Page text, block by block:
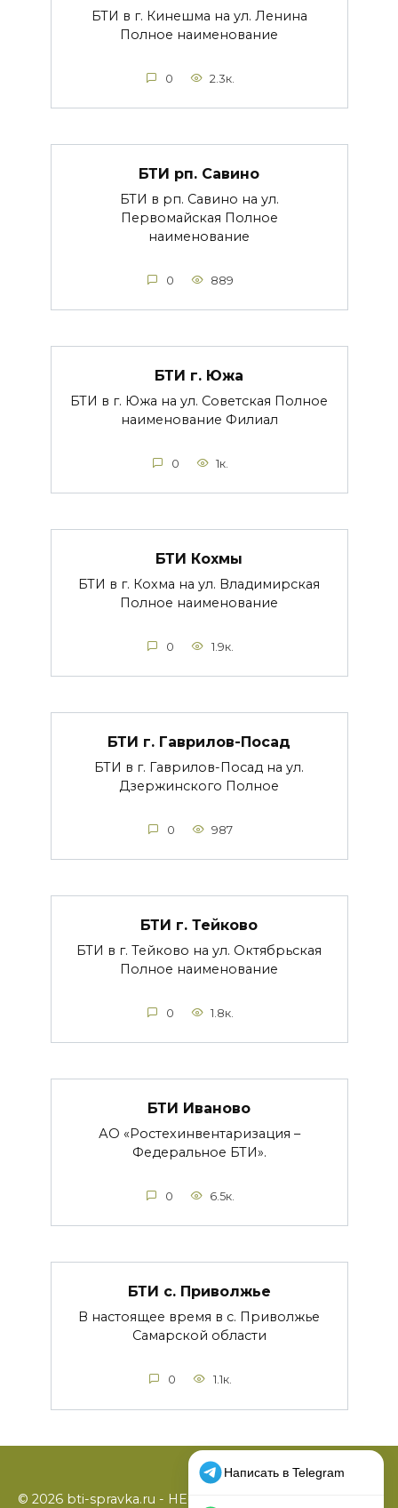
БТИ в г. Кинешма на ул. Ленина
Полное наименование
0 2.3к.
БТИ рп. Савино
БТИ в рп. Савино на ул.
Первомайская Полное
наименование
0 889
БТИ г. Южа
БТИ в г. Южа на ул. Советская Полное
наименование Филиал
0 1к.
БТИ Кохмы
БТИ в г. Кохма на ул. Владимирская
Полное наименование
0 1.9к.
БТИ г. Гаврилов-Посад
БТИ в г. Гаврилов-Посад на ул.
Дзержинского Полное
0 987
БТИ г. Тейково
БТИ в г. Тейково на ул. Октябрьская
Полное наименование
0 1.8к.
БТИ Иваново
АО «Ростехинвентаризация –
Федеральное БТИ».
0 6.5к.
БТИ с. Приволжье
В настоящее время в с. Приволжье
Самарской области
0 1.1к.
© 2026 bti-spravka.ru - НЕофициальный